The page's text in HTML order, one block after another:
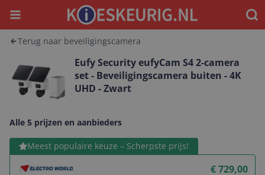
Menu
Terug naar beveiligingscamera
Eufy Security eufyCam S4 2-camera
set - Beveiligingscamera buiten - 4K
UHD - Zwart
Alle 5 prijzen en aanbieders
Meest populaire keuze – Scherpste prijs!
€ 729,00
Bekijk product